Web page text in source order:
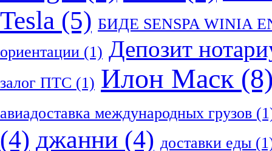
Tesla (5) БИДЕ SENSPA WINIA
ориентации (1) Депозит
залог ПТС (1) Илон Маск
авиадоставка международных грузов
(4) джанни (4) доставки еды